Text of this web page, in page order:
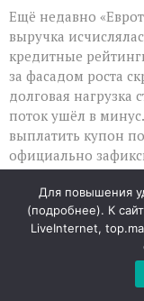
Ещё недавно
выручка
кредитные
за фасадом роста
долговая нагрузка
поток ушёл в
выплатить купон
официально
копились давно:
преследовали
заранее
Теперь ситуация
оценки
Для повышения
(подробнее). К
LiveInternet,